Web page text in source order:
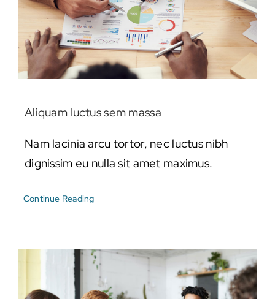
Aliquam luctus sem massa
Nam lacinia arcu tortor, nec luctus nibh
dignissim eu nulla sit amet maximus.
Continue Reading